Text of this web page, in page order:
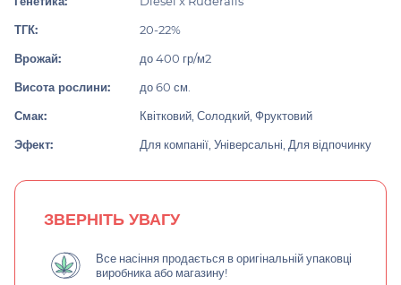
ТГК:
20-22%
Врожай:
до 400 гр/м2
Висота рослини:
до 60 см.
Смак:
Квітковий, Солодкий, Фруктовий
Эфект:
Для компанії, Універсальні, Для відпочинку
ЗВЕРНІТЬ УВАГУ
Все насіння продається в оригінальній упаковці
виробника або магазину!